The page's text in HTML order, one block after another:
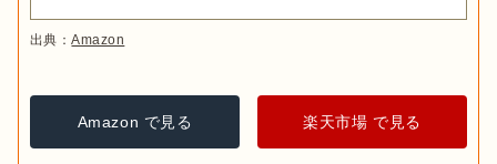
出典：Amazon
Amazon で見る 楽天市場 で見る